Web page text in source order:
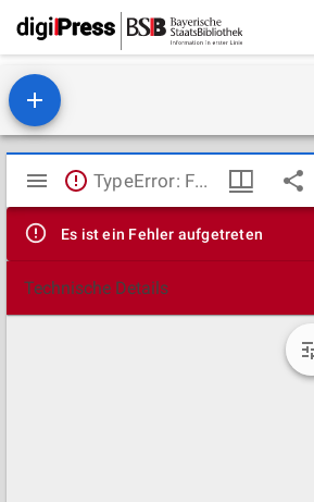
Mirador
Viewer
TypeError: Failed to fetch
Es ist ein Fehler aufgetreten
Technische Details